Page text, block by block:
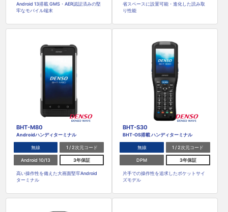
Android 13搭載 GMS・AER認証済みの堅
牢なモバイル端末
省スペースに設置可能・進化した読み取
り性能
BHT-M80
Androidハンディターミナル
無線 1 / 2次元コード
Android 10/13 3年保証
高い操作性を備えた大画面堅牢Android
ターミナル
BHT-S30
BHT-OS搭載 ハンディターミナル
無線 1 / 2次元コード
DPM 3年保証
片手での操作性を追求したポケットサイ
ズモデル